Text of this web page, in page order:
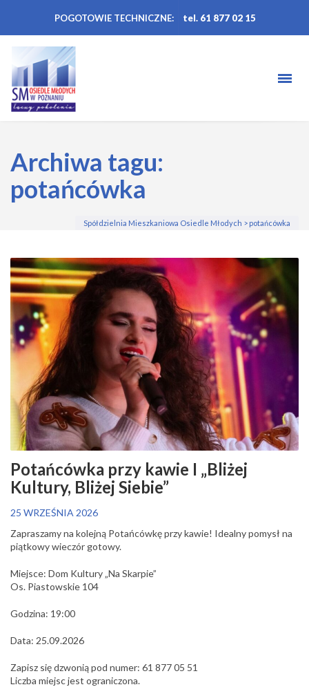
POGOTOWIE TECHNICZNE: tel. 61 877 02 15
Archiwa tagu:
potańcówka
Spółdzielnia Mieszkaniowa Osiedle Młodych > potańcówka
Potańcówka przy kawie I „Bliżej
Kultury, Bliżej Siebie”
25 WRZEŚNIA 2026
Zapraszamy na kolejną Potańcówkę przy kawie! Idealny pomysł na
piątkowy wieczór gotowy.
Miejsce: Dom Kultury „Na Skarpie”
Os. Piastowskie 104
Godzina: 19:00
Data: 25.09.2026
Zapisz się dzwonią pod numer: 61 877 05 51
Liczba miejsc jest ograniczona.